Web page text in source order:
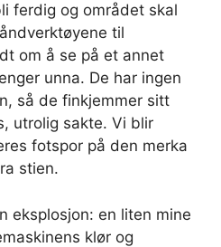
ferdig og området skal
til
om å se på et annet
unna. De har ingen
så de finkjemmer sitt
utrolig sakte. Vi blir
fotspor på den merka
stien.
eksplosjon: en liten mine
klør og